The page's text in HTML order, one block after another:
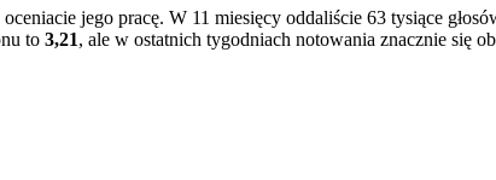
jego pracę. W 11 miesięcy oddaliście 63 tysiące
to 3,21, ale w ostatnich tygodniach notowania znacznie się